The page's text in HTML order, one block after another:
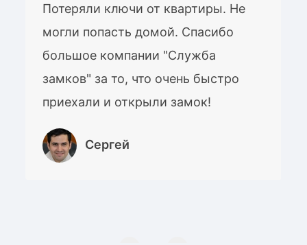
Потеряли ключи от квартиры. Не
могли попасть домой. Спасибо
большое компании "Служба
замков" за то, что очень быстро
приехали и открыли замок!
Сергей